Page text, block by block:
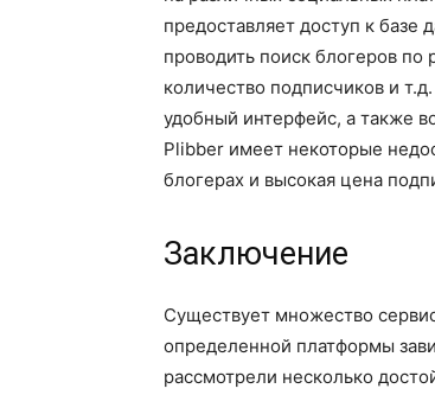
предоставляет доступ к базе
проводить поиск блогеров по
количество подписчиков и
удобный интерфейс, а также
Plibber имеет некоторые
блогерах и высокая цена
Заключение
Существует множество
определенной платформы
рассмотрели несколько